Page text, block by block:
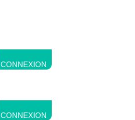
CONNEXION
CONNEXION